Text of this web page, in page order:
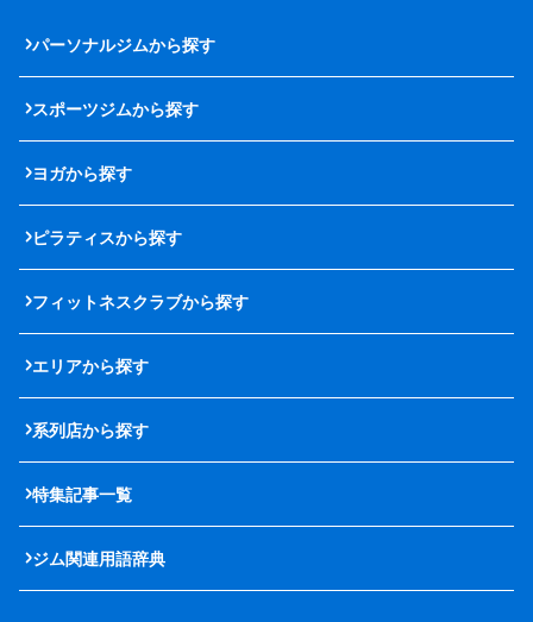
パーソナルジムから探す
スポーツジムから探す
ヨガから探す
ピラティスから探す
フィットネスクラブから探す
エリアから探す
系列店から探す
特集記事一覧
ジム関連用語辞典